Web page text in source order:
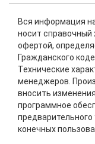
Вся информация
носит справочный
офертой,
Гражданского
Технические
менеджеров.
вносить
программное
конечных